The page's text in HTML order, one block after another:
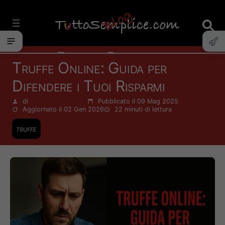
contenuto
Finanza Personale
Truffe Online: Guida per
Difendere i Tuoi Risparmi
di
Pubblicato il 09 Mag 2025
Aggiornato il 02 Gen 2026
22 minuti di lettura
truffe